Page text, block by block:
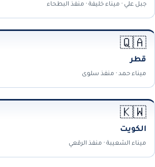
جبل علي · ميناء خليفة · منفذ البطحاء
🇶🇦
قطر
ميناء حمد · منفذ سلوى
🇰🇼
الكويت
ميناء الشعيبة · منفذ الرقعي